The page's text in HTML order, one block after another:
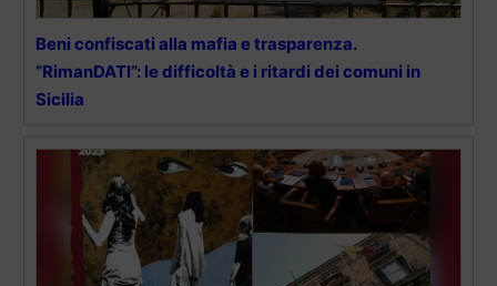
Beni confiscati alla mafia e trasparenza.
“RimanDATI”: le difficoltà e i ritardi dei comuni in
Sicilia